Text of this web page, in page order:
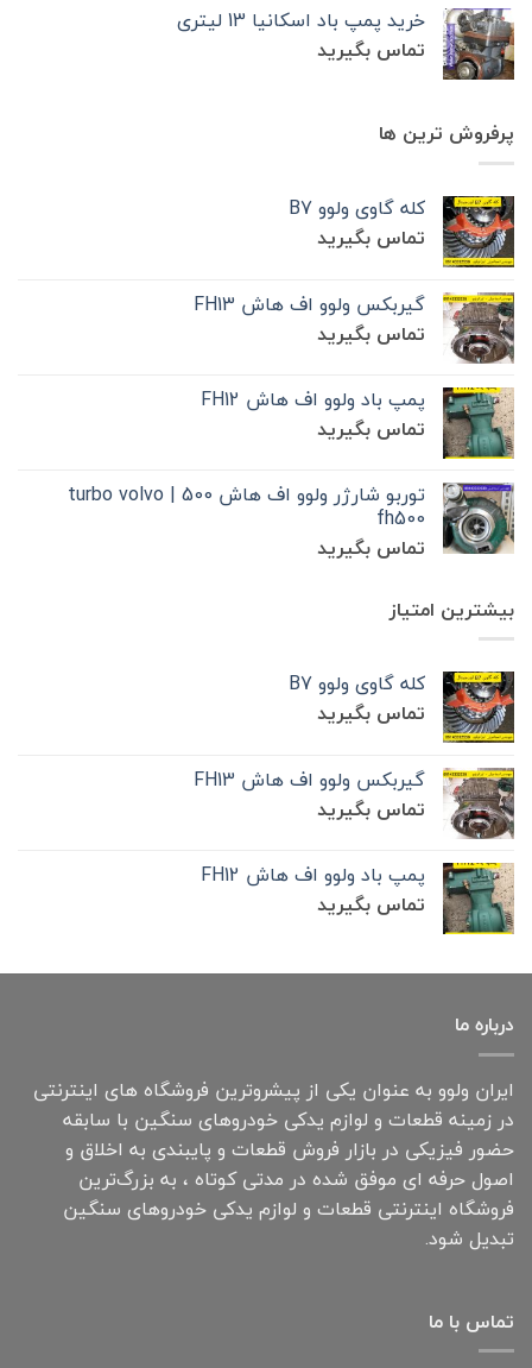
خرید پمپ باد اسکانیا 13 لیتری
تماس بگیرید
پرفروش ترین ها
کله گاوی ولوو B7
تماس بگیرید
گیربکس ولوو اف هاش FH13
تماس بگیرید
پمپ باد ولوو اف هاش FH12
تماس بگیرید
توربو شارژر ولوو اف هاش 500 | turbo volvo
fh500
تماس بگیرید
بیشترین امتیاز
کله گاوی ولوو B7
تماس بگیرید
گیربکس ولوو اف هاش FH13
تماس بگیرید
پمپ باد ولوو اف هاش FH12
تماس بگیرید
درباره ما
ایران ولوو به عنوان یکی از پیشروترین فروشگاه های اینترنتی
در زمینه قطعات و لوازم یدکی خودروهای سنگین با سابقه
حضور فیزیکی در بازار فروش قطعات و پایبندی به اخلاق و
اصول حرفه ای موفق شده در مدتی کوتاه ، به بزرگ‌ترین
فروشگاه اینترنتی قطعات و لوازم یدکی خودروهای سنگین
تبدیل شود.
تماس با ما